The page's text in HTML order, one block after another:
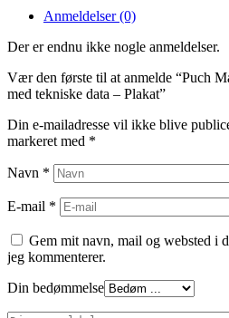
Anmeldelser (0)
Der er endnu ikke nogle anmeldelser.
Vær den første til at anmelde “Puch
med tekniske data – Plakat”
Din e-mailadresse vil ikke blive
markeret med *
Navn *
E-mail *
Gem mit navn, mail og websted i
jeg kommenterer.
Din bedømmelse